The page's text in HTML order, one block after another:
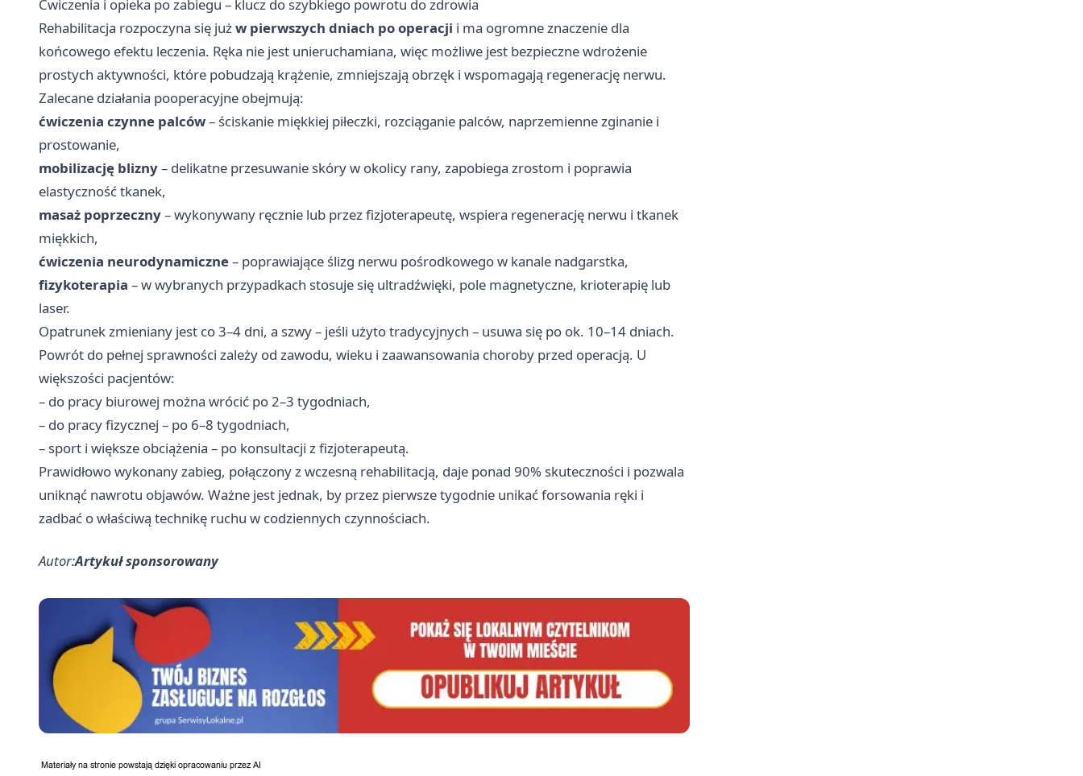
Ćwiczenia i opieka po zabiegu – klucz do szybkiego powrotu do zdrowia
Rehabilitacja rozpoczyna się już w pierwszych dniach po operacji i ma ogromne znaczenie dla
końcowego efektu leczenia. Ręka nie jest unieruchamiana, więc możliwe jest bezpieczne wdrożenie
prostych aktywności, które pobudzają krążenie, zmniejszają obrzęk i wspomagają regenerację nerwu.
Zalecane działania pooperacyjne obejmują:
ćwiczenia czynne palców– ściskanie miękkiej piłeczki, rozciąganie palców, naprzemienne zginanie i
prostowanie,
mobilizację blizny– delikatne przesuwanie skóry w okolicy rany, zapobiega zrostom i poprawia
elastyczność tkanek,
masaż poprzeczny– wykonywany ręcznie lub przez fizjoterapeutę, wspiera regenerację nerwu i tkanek
miękkich,
ćwiczenia neurodynamiczne– poprawiające ślizg nerwu pośrodkowego w kanale nadgarstka,
fizykoterapia – w wybranych przypadkach stosuje się ultradźwięki, pole magnetyczne, krioterapię lub
laser.
Opatrunek zmieniany jest co 3–4 dni, a szwy – jeśli użyto tradycyjnych – usuwa się po ok. 10–14 dniach.
Powrót do pełnej sprawności zależy od zawodu, wieku i zaawansowania choroby przed operacją. U
większości pacjentów:
– do pracy biurowej można wrócić po 2–3 tygodniach,
– do pracy fizycznej – po 6–8 tygodniach,
– sport i większe obciążenia – po konsultacji z fizjoterapeutą.
Prawidłowo wykonany zabieg, połączony z wczesną rehabilitacją, daje ponad 90% skuteczności i pozwala
uniknąć nawrotu objawów. Ważne jest jednak, by przez pierwsze tygodnie unikać forsowania ręki i
zadbać o właściwą technikę ruchu w codziennych czynnościach.
Autor:Artykuł sponsorowany